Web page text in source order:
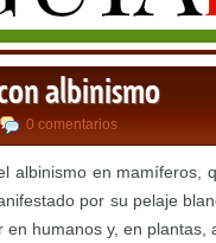
albinismo
0 comentarios
albinismo en mamíferos,
por su pelaje
humanos y, en